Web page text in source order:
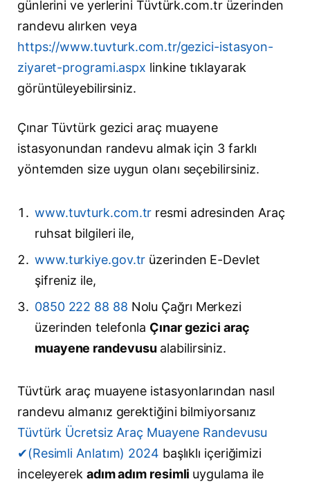
günlerini ve yerlerini Tüvtürk.com.tr üzerinden
randevu alırken veya
https://www.tuvturk.com.tr/gezici-istasyon-
ziyaret-programi.aspx linkine tıklayarak
görüntüleyebilirsiniz.
Çınar Tüvtürk gezici araç muayene
istasyonundan randevu almak için 3 farklı
yöntemden size uygun olanı seçebilirsiniz.
www.tuvturk.com.tr resmi adresinden Araç
ruhsat bilgileri ile,
www.turkiye.gov.tr üzerinden E-Devlet
şifreniz ile,
0850 222 88 88 Nolu Çağrı Merkezi
üzerinden telefonla Çınar gezici araç
muayene randevusu alabilirsiniz.
Tüvtürk araç muayene istasyonlarından nasıl
randevu almanız gerektiğini bilmiyorsanız
Tüvtürk Ücretsiz Araç Muayene Randevusu
✔(Resimli Anlatım) 2024 başlıklı içeriğimizi
inceleyerek adım adım resimli uygulama ile